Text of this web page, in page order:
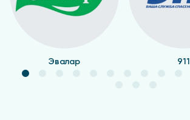
Эвалар 911